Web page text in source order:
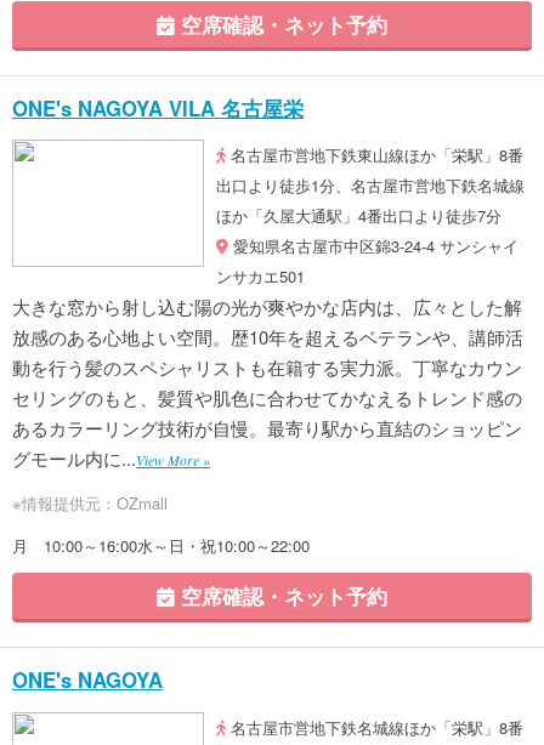
空席確認・ネット予約
ONE's NAGOYA VILA 名古屋栄
名古屋市営地下鉄東山線ほか「栄駅」8番
出口より徒歩1分、名古屋市営地下鉄名城線
ほか「久屋大通駅」4番出口より徒歩7分
愛知県名古屋市中区錦3-24-4 サンシャイ
ンサカエ501
大きな窓から射し込む陽の光が爽やかな店内は、広々とした解
放感のある心地よい空間。歴10年を超えるベテランや、講師活
動を行う髪のスペシャリストも在籍する実力派。丁寧なカウン
セリングのもと、髪質や肌色に合わせてかなえるトレンド感の
あるカラーリング技術が自慢。最寄り駅から直結のショッピン
グモール内に...View More »
※情報提供元：OZmall
月 10:00～16:00水～日・祝10:00～22:00
空席確認・ネット予約
ONE's NAGOYA
名古屋市営地下鉄名城線ほか「栄駅」8番